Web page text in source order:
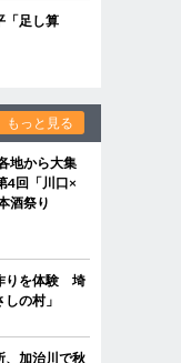
「足し算
もっと見る
地から大集
4回「川口×
酒祭り
りを体験 埼
の村」
、加治川で秋